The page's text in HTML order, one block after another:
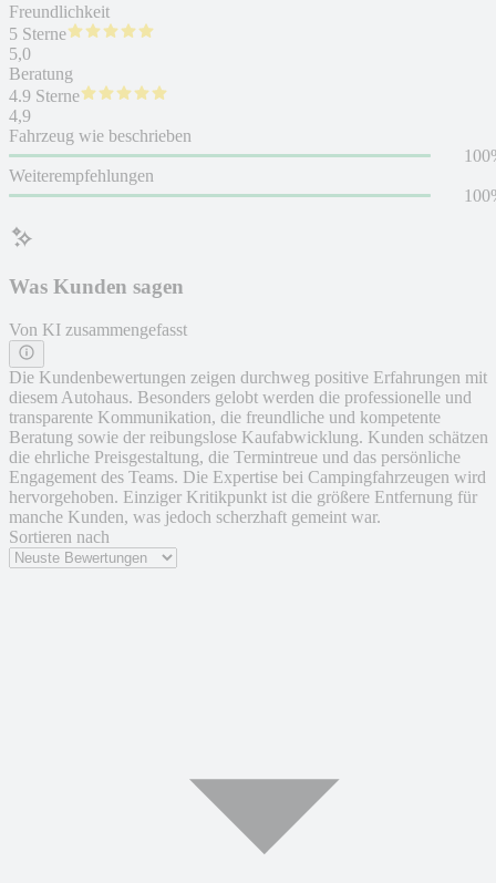
Was Kunden sagen
Von KI zusammengefasst
Die Kundenbewertungen zeigen durchweg positive Erfahrungen mit
diesem Autohaus. Besonders gelobt werden die professionelle und
transparente Kommunikation, die freundliche und kompetente
Beratung sowie der reibungslose Kaufabwicklung. Kunden schätzen
die ehrliche Preisgestaltung, die Termintreue und das persönliche
Engagement des Teams. Die Expertise bei Campingfahrzeugen wird
hervorgehoben. Einziger Kritikpunkt ist die größere Entfernung für
manche Kunden, was jedoch scherzhaft gemeint war.
Sortieren nach
Freundlichkeit
5 Sterne
5,0
Beratung
4.9 Sterne
4,9
Fahrzeug wie beschrieben
Weiterempfehlungen